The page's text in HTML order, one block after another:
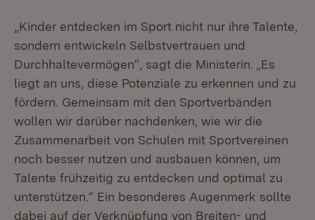
„Kinder entdecken im Sport nicht nur ihre Talente,
sondern entwickeln Selbstvertrauen und
Durchhaltevermögen“, sagt die Ministerin. „Es
liegt an uns, diese Potenziale zu erkennen und zu
fördern. Gemeinsam mit den Sportverbänden
wollen wir darüber nachdenken, wie wir die
Zusammenarbeit von Schulen mit Sportvereinen
noch besser nutzen und ausbauen können, um
Talente frühzeitig zu entdecken und optimal zu
unterstützen.“ Ein besonderes Augenmerk sollte
dabei auf der Verknüpfung von Breiten- und